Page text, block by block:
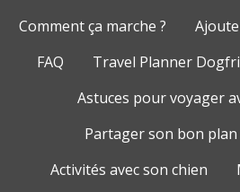
Comment ça marche ?
FAQ
Travel Planner
Astuces pour voyager
Partager son bon
Activités avec son chien